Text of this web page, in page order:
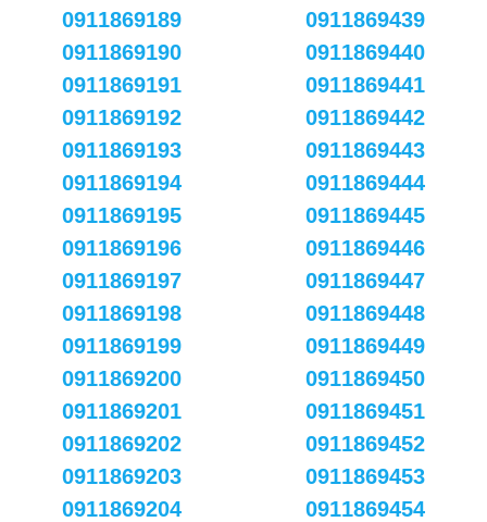
0911869189
0911869190
0911869191
0911869192
0911869193
0911869194
0911869195
0911869196
0911869197
0911869198
0911869199
0911869200
0911869201
0911869202
0911869203
0911869204
0911869439
0911869440
0911869441
0911869442
0911869443
0911869444
0911869445
0911869446
0911869447
0911869448
0911869449
0911869450
0911869451
0911869452
0911869453
0911869454